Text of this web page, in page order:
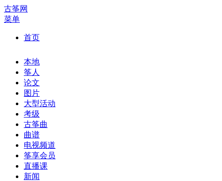
古筝网
菜单
首页
本地
筝人
论文
图片
大型活动
考级
古筝曲
曲谱
电视频道
筝享会员
直播课
新闻